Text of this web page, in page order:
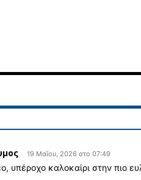
19 Μαΐου, 2026 στο 07:49
υπέροχο καλοκαίρι στην πιο